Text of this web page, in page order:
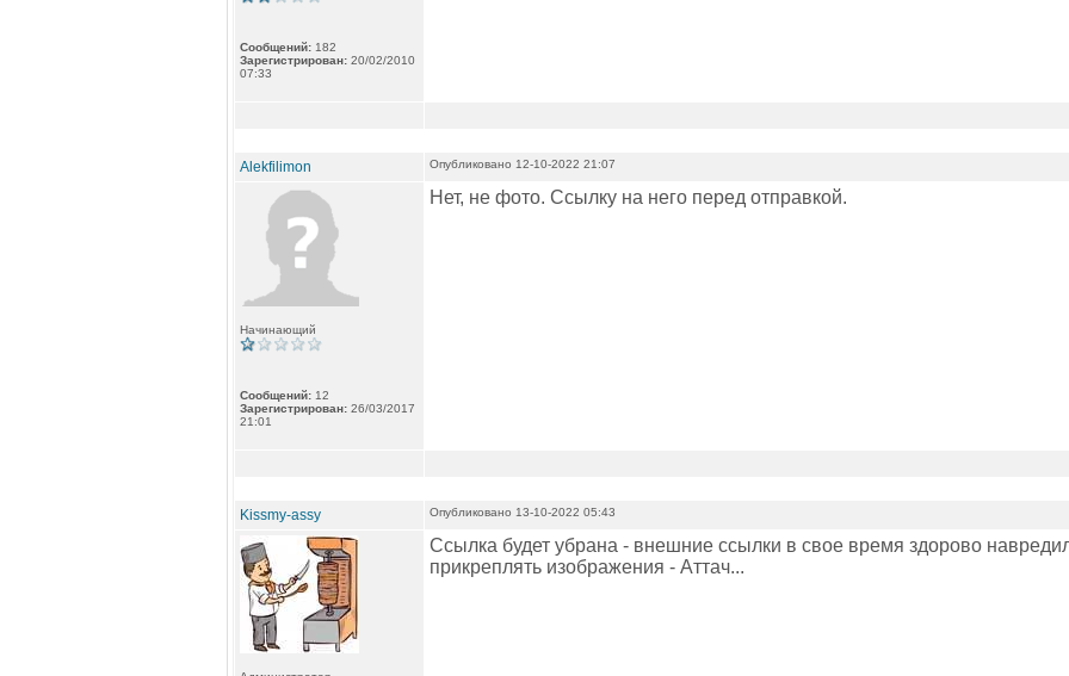
Сообщений: 182
Зарегистрирован: 20/02/2010
07:33
Alekfilimon Опубликовано 12-10-2022 21:07
Начинающий
Сообщений: 12
Зарегистрирован: 26/03/2017
21:01
Нет, не фото. Ссылку на него перед отправкой.
Kissmy-assy Опубликовано 13-10-2022 05:43
Ссылка будет убрана - внешние ссылки в свое время здорово
прикреплять изображения - Аттач...